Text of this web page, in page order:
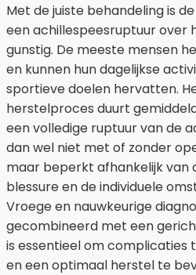
Met de juiste behandeling is
een achillespeesruptuur over
gunstig. De meeste mensen
en kunnen hun dagelijkse
sportieve doelen hervatten.
herstelproces duurt
een volledige ruptuur van de
dan wel niet met of zonder
maar beperkt afhankelijk van
blessure en de individuele
Vroege en nauwkeurige
gecombineerd met een
is essentieel om complicaties
en een optimaal herstel te